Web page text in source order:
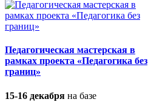
Педагогическая мастерская в
рамках проекта «Педагогика без
границ»
15-16 декабря на базе